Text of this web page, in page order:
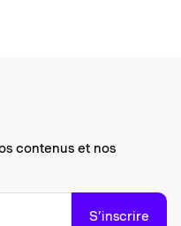
contenus et nos
S’inscrire